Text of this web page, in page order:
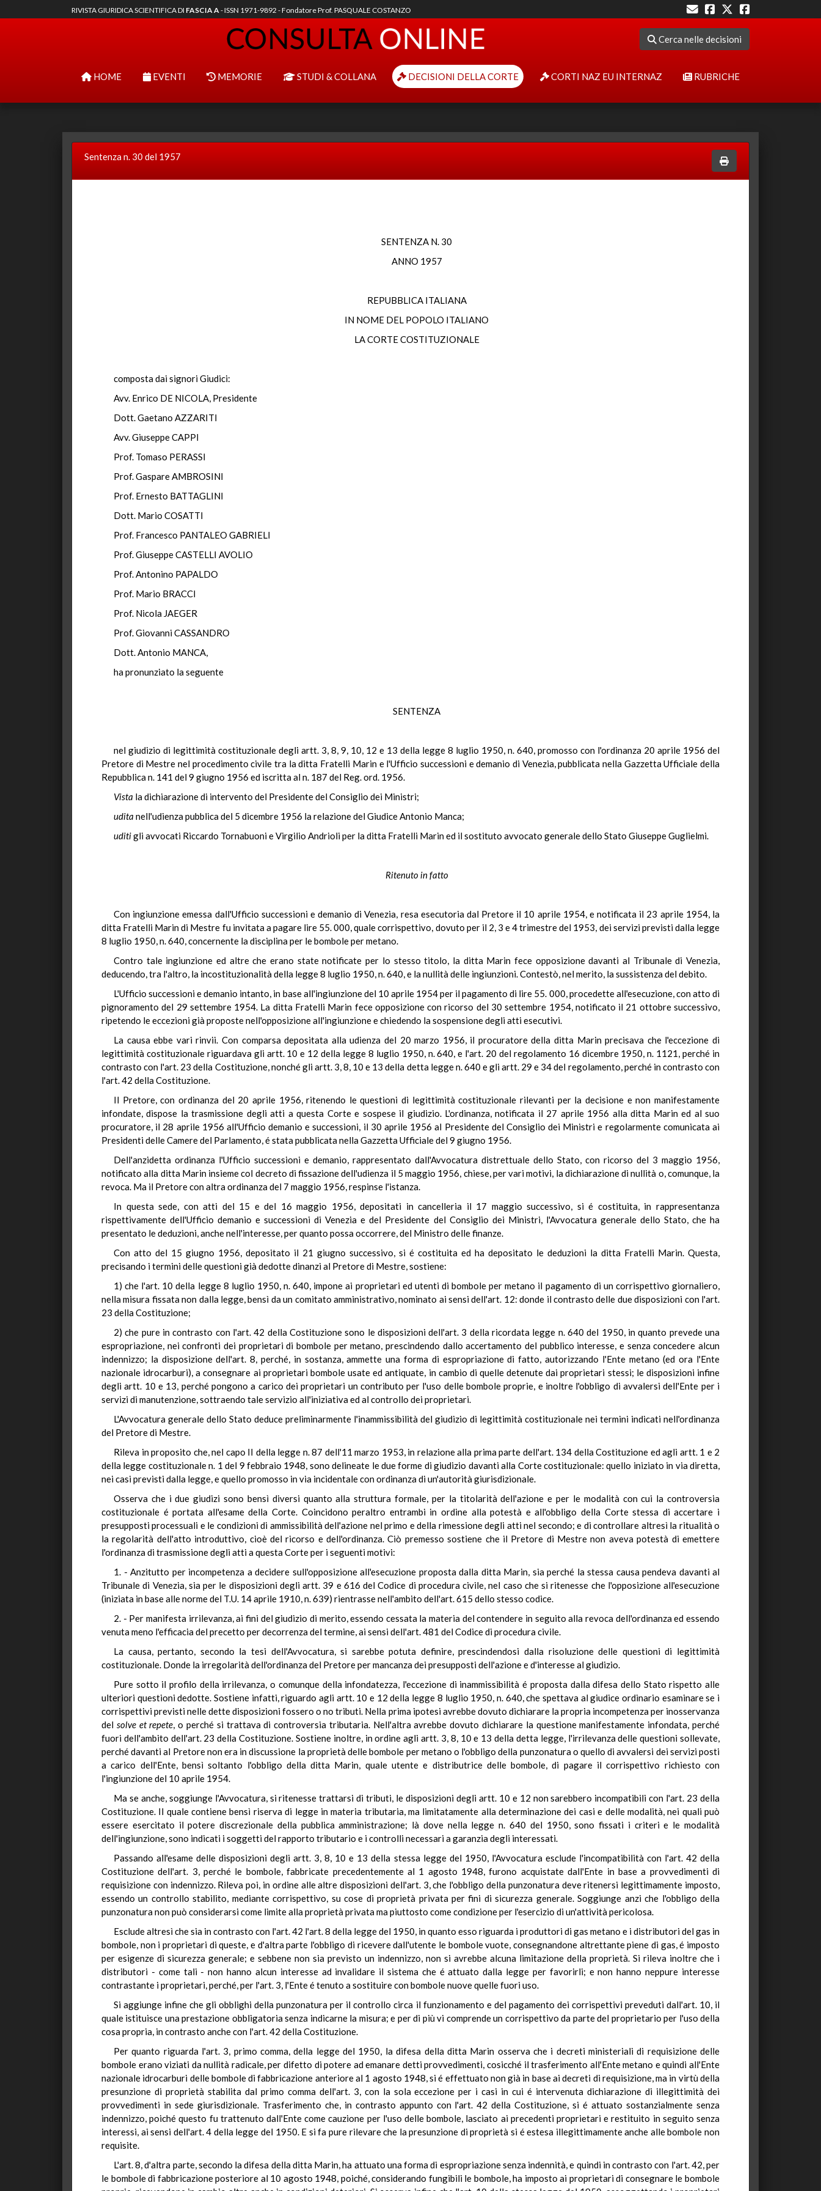
RIVISTA GIURIDICA SCIENTIFICA DI FASCIA A- ISSN 1971-9892 - Fondatore Prof. PASQUALE COSTANZO
Cerca nelle decisioni
HOME EVENTI MEMORIE STUDI & COLLANA DECISIONI DELLA CORTE CORTI NAZ EU INTERNAZ RUBRICHE
Sentenza n. 30 del 1957
SENTENZA N. 30
ANNO 1957
REPUBBLICA ITALIANA
IN NOME DEL POPOLO ITALIANO
LA CORTE COSTITUZIONALE
composta dai signori Giudici:
Avv. Enrico DE NICOLA, Presidente
Dott. Gaetano AZZARITI
Avv. Giuseppe CAPPI
Prof. Tomaso PERASSI
Prof. Gaspare AMBROSINI
Prof. Ernesto BATTAGLINI
Dott. Mario COSATTI
Prof. Francesco PANTALEO GABRIELI
Prof. Giuseppe CASTELLI AVOLIO
Prof. Antonino PAPALDO
Prof. Mario BRACCI
Prof. Nicola JAEGER
Prof. Giovanni CASSANDRO
Dott. Antonio MANCA,
ha pronunziato la seguente
SENTENZA
nel giudizio di legittimità costituzionale degli artt. 3, 8, 9, 10, 12 e 13 della legge 8 luglio 1950, n. 640, promosso con l'ordinanza 20 aprile 1956 del
Pretore di Mestre nel procedimento civile tra la ditta Fratelli Marin e l'Ufficio successioni e demanio di Venezia, pubblicata nella Gazzetta Ufficiale della
Repubblica n. 141 del 9 giugno 1956 ed iscritta al n. 187 del Reg. ord. 1956.
Vista la dichiarazione di intervento del Presidente del Consiglio dei Ministri;
udita nell'udienza pubblica del 5 dicembre 1956 la relazione del Giudice Antonio Manca;
uditigli avvocati Riccardo Tornabuoni e Virgilio Andrioli per la ditta Fratelli Marin ed il sostituto avvocato generale dello Stato Giuseppe Guglielmi.
Ritenuto in fatto
Con ingiunzione emessa dall'Ufficio successioni e demanio di Venezia, resa esecutoria dal Pretore il 10 aprile 1954, e notificata il 23 aprile 1954, la
ditta Fratelli Marin di Mestre fu invitata a pagare lire 55. 000, quale corrispettivo, dovuto per il 2, 3 e 4 trimestre del 1953, dei servizi previsti dalla legge
8 luglio 1950, n. 640, concernente la disciplina per le bombole per metano.
Contro tale ingiunzione ed altre che erano state notificate per lo stesso titolo, la ditta Marin fece opposizione davanti al Tribunale di Venezia,
deducendo, tra l'altro, la incostituzionalità della legge 8 luglio 1950, n. 640, e la nullità delle ingiunzioni. Contestò, nel merito, la sussistenza del debito.
L'Ufficio successioni e demanio intanto, in base all'ingiunzione del 10 aprile 1954 per il pagamento di lire 55. 000, procedette all'esecuzione, con atto di
pignoramento del 29 settembre 1954. La ditta Fratelli Marin fece opposizione con ricorso del 30 settembre 1954, notificato il 21 ottobre successivo,
ripetendo le eccezioni già proposte nell'opposizione all'ingiunzione e chiedendo la sospensione degli atti esecutivi.
La causa ebbe vari rinvii. Con comparsa depositata alla udienza del 20 marzo 1956, il procuratore della ditta Marin precisava che l'eccezione di
legittimità costituzionale riguardava gli artt. 10 e 12 della legge 8 luglio 1950, n. 640, e l'art. 20 del regolamento 16 dicembre 1950, n. 1121, perché in
contrasto con l'art. 23 della Costituzione, nonché gli artt. 3, 8, 10 e 13 della detta legge n. 640 e gli artt. 29 e 34 del regolamento, perché in contrasto con
l'art. 42 della Costituzione.
Il Pretore, con ordinanza del 20 aprile 1956, ritenendo le questioni di legittimità costituzionale rilevanti per la decisione e non manifestamente
infondate, dispose la trasmissione degli atti a questa Corte e sospese il giudizio. L'ordinanza, notificata il 27 aprile 1956 alla ditta Marin ed al suo
procuratore, il 28 aprile 1956 all'Ufficio demanio e successioni, il 30 aprile 1956 al Presidente del Consiglio dei Ministri e regolarmente comunicata ai
Presidenti delle Camere del Parlamento, é stata pubblicata nella Gazzetta Ufficiale del 9 giugno 1956.
Dell'anzidetta ordinanza l'Ufficio successioni e demanio, rappresentato dall'Avvocatura distrettuale dello Stato, con ricorso del 3 maggio 1956,
notificato alla ditta Marin insieme col decreto di fissazione dell'udienza il 5 maggio 1956, chiese, per vari motivi, la dichiarazione di nullità o, comunque, la
revoca. Ma il Pretore con altra ordinanza del 7 maggio 1956, respinse l'istanza.
In questa sede, con atti del 15 e del 16 maggio 1956, depositati in cancelleria il 17 maggio successivo, si é costituita, in rappresentanza
rispettivamente dell'Ufficio demanio e successioni di Venezia e del Presidente del Consiglio dei Ministri, l'Avvocatura generale dello Stato, che ha
presentato le deduzioni, anche nell'interesse, per quanto possa occorrere, del Ministro delle finanze.
Con atto del 15 giugno 1956, depositato il 21 giugno successivo, si é costituita ed ha depositato le deduzioni la ditta Fratelli Marin. Questa,
precisando i termini delle questioni già dedotte dinanzi al Pretore di Mestre, sostiene:
1) che l'art. 10 della legge 8 luglio 1950, n. 640, impone ai proprietari ed utenti di bombole per metano il pagamento di un corrispettivo giornaliero,
nella misura fissata non dalla legge, bensì da un comitato amministrativo, nominato ai sensi dell'art. 12: donde il contrasto delle due disposizioni con l'art.
23 della Costituzione;
2) che pure in contrasto con l'art. 42 della Costituzione sono le disposizioni dell'art. 3 della ricordata legge n. 640 del 1950, in quanto prevede una
espropriazione, nei confronti dei proprietari di bombole per metano, prescindendo dallo accertamento del pubblico interesse, e senza concedere alcun
indennizzo; la disposizione dell'art. 8, perché, in sostanza, ammette una forma di espropriazione di fatto, autorizzando l'Ente metano (ed ora l'Ente
nazionale idrocarburi), a consegnare ai proprietari bombole usate ed antiquate, in cambio di quelle detenute dai proprietari stessi; le disposizioni infine
degli artt. 10 e 13, perché pongono a carico dei proprietari un contributo per l'uso delle bombole proprie, e inoltre l'obbligo di avvalersi dell'Ente per i
servizi di manutenzione, sottraendo tale servizio all'iniziativa ed al controllo dei proprietari.
L'Avvocatura generale dello Stato deduce preliminarmente l'inammissibilità del giudizio di legittimità costituzionale nei termini indicati nell'ordinanza
del Pretore di Mestre.
Rileva in proposito che, nel capo II della legge n. 87 dell'11 marzo 1953, in relazione alla prima parte dell'art. 134 della Costituzione ed agli artt. 1 e 2
della legge costituzionale n. 1 del 9 febbraio 1948, sono delineate le due forme di giudizio davanti alla Corte costituzionale: quello iniziato in via diretta,
nei casi previsti dalla legge, e quello promosso in via incidentale con ordinanza di un'autorità giurisdizionale.
Osserva che i due giudizi sono bensì diversi quanto alla struttura formale, per la titolarità dell'azione e per le modalità con cui la controversia
costituzionale é portata all'esame della Corte. Coincidono peraltro entrambi in ordine alla potestà e all'obbligo della Corte stessa di accertare i
presupposti processuali e le condizioni di ammissibilità dell'azione nel primo e della rimessione degli atti nel secondo; e di controllare altresì la ritualità o
la regolarità dell'atto introduttivo, cioè del ricorso e dell'ordinanza. Ciò premesso sostiene che il Pretore di Mestre non aveva potestà di emettere
l'ordinanza di trasmissione degli atti a questa Corte per i seguenti motivi:
1. - Anzitutto per incompetenza a decidere sull'opposizione all'esecuzione proposta dalla ditta Marin, sia perché la stessa causa pendeva davanti al
Tribunale di Venezia, sia per le disposizioni degli artt. 39 e 616 del Codice di procedura civile, nel caso che si ritenesse che l'opposizione all'esecuzione
(iniziata in base alle norme del T.U. 14 aprile 1910, n. 639) rientrasse nell'ambito dell'art. 615 dello stesso codice.
2. - Per manifesta irrilevanza, ai fini del giudizio di merito, essendo cessata la materia del contendere in seguito alla revoca dell'ordinanza ed essendo
venuta meno l'efficacia del precetto per decorrenza del termine, ai sensi dell'art. 481 del Codice di procedura civile.
La causa, pertanto, secondo la tesi dell'Avvocatura, si sarebbe potuta definire, prescindendosi dalla risoluzione delle questioni di legittimità
costituzionale. Donde la irregolarità dell'ordinanza del Pretore per mancanza dei presupposti dell'azione e d'interesse al giudizio.
Pure sotto il profilo della irrilevanza, o comunque della infondatezza, l'eccezione di inammissibilità é proposta dalla difesa dello Stato rispetto alle
ulteriori questioni dedotte. Sostiene infatti, riguardo agli artt. 10 e 12 della legge 8 luglio 1950, n. 640, che spettava al giudice ordinario esaminare se i
corrispettivi previsti nelle dette disposizioni fossero o no tributi. Nella prima ipotesi avrebbe dovuto dichiarare la propria incompetenza per inosservanza
del solveet repete, o perché si trattava di controversia tributaria. Nell'altra avrebbe dovuto dichiarare la questione manifestamente infondata, perché
fuori dell'ambito dell'art. 23 della Costituzione. Sostiene inoltre, in ordine agli artt. 3, 8, 10 e 13 della detta legge, l'irrilevanza delle questioni sollevate,
perché davanti al Pretore non era in discussione la proprietà delle bombole per metano o l'obbligo della punzonatura o quello di avvalersi dei servizi posti
a carico dell'Ente, bensì soltanto l'obbligo della ditta Marin, quale utente e distributrice delle bombole, di pagare il corrispettivo richiesto con
l'ingiunzione del 10 aprile 1954.
Ma se anche, soggiunge l'Avvocatura, si ritenesse trattarsi di tributi, le disposizioni degli artt. 10 e 12 non sarebbero incompatibili con l'art. 23 della
Costituzione. Il quale contiene bensì riserva di legge in materia tributaria, ma limitatamente alla determinazione dei casi e delle modalità, nei quali può
essere esercitato il potere discrezionale della pubblica amministrazione; là dove nella legge n. 640 del 1950, sono fissati i criteri e le modalità
dell'ingiunzione, sono indicati i soggetti del rapporto tributario e i controlli necessari a garanzia degli interessati.
Passando all'esame delle disposizioni degli artt. 3, 8, 10 e 13 della stessa legge del 1950, l'Avvocatura esclude l'incompatibilità con l'art. 42 della
Costituzione dell'art. 3, perché le bombole, fabbricate precedentemente al 1 agosto 1948, furono acquistate dall'Ente in base a provvedimenti di
requisizione con indennizzo. Rileva poi, in ordine alle altre disposizioni dell'art. 3, che l'obbligo della punzonatura deve ritenersi legittimamente imposto,
essendo un controllo stabilito, mediante corrispettivo, su cose di proprietà privata per fini di sicurezza generale. Soggiunge anzi che l'obbligo della
punzonatura non può considerarsi come limite alla proprietà privata ma piuttosto come condizione per l'esercizio di un'attività pericolosa.
Esclude altresì che sia in contrasto con l'art. 42 l'art. 8 della legge del 1950, in quanto esso riguarda i produttori di gas metano e i distributori del gas in
bombole, non i proprietari di queste, e d'altra parte l'obbligo di ricevere dall'utente le bombole vuote, consegnandone altrettante piene di gas, é imposto
per esigenze di sicurezza generale; e sebbene non sia previsto un indennizzo, non si avrebbe alcuna limitazione della proprietà. Si rileva inoltre che i
distributori - come tali - non hanno alcun interesse ad invalidare il sistema che é attuato dalla legge per favorirli; e non hanno neppure interesse
contrastante i proprietari, perché, per l'art. 3, l'Ente é tenuto a sostituire con bombole nuove quelle fuori uso.
Si aggiunge infine che gli obblighi della punzonatura per il controllo circa il funzionamento e del pagamento dei corrispettivi preveduti dall'art. 10, il
quale istituisce una prestazione obbligatoria senza indicarne la misura; e per di più vi comprende un corrispettivo da parte del proprietario per l'uso della
cosa propria, in contrasto anche con l'art. 42 della Costituzione.
Per quanto riguarda l'art. 3, primo comma, della legge del 1950, la difesa della ditta Marin osserva che i decreti ministeriali di requisizione delle
bombole erano viziati da nullità radicale, per difetto di potere ad emanare detti provvedimenti, cosicché il trasferimento all'Ente metano e quindi all'Ente
nazionale idrocarburi delle bombole di fabbricazione anteriore al 1 agosto 1948, si é effettuato non già in base ai decreti di requisizione, ma in virtù della
presunzione di proprietà stabilita dal primo comma dell'art. 3, con la sola eccezione per i casi in cui é intervenuta dichiarazione di illegittimità dei
provvedimenti in sede giurisdizionale. Trasferimento che, in contrasto appunto con l'art. 42 della Costituzione, si é attuato sostanzialmente senza
indennizzo, poiché questo fu trattenuto dall'Ente come cauzione per l'uso delle bombole, lasciato ai precedenti proprietari e restituito in seguito senza
interessi, ai sensi dell'art. 4 della legge del 1950. E si fa pure rilevare che la presunzione di proprietà si é estesa illegittimamente anche alle bombole non
requisite.
L'art. 8, d'altra parte, secondo la difesa della ditta Marin, ha attuato una forma di espropriazione senza indennità, e quindi in contrasto con l'art. 42, per
le bombole di fabbricazione posteriore al 10 agosto 1948, poiché, considerando fungibili le bombole, ha imposto ai proprietari di consegnare le bombole